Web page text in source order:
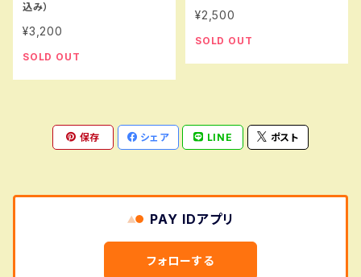
込み）
¥3,200
SOLD OUT
¥2,500
SOLD OUT
保存 シェア LINE ポスト
PAY IDアプリ
フォローする